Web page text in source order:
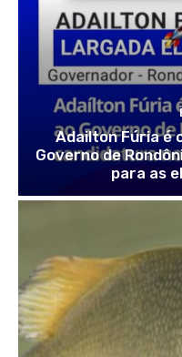
Adailton Fúria é
Governo de
para as